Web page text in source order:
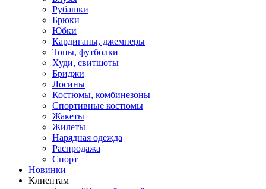
Рубашки
Брюки
Юбки
Кардиганы, джемперы
Топы, футболки
Худи, свитшоты
Бриджи
Лосины
Костюмы, комбинезоны
Спортивные костюмы
Жакеты
Жилеты
Нарядная одежда
Распродажа
Спорт
Новинки
Клиентам